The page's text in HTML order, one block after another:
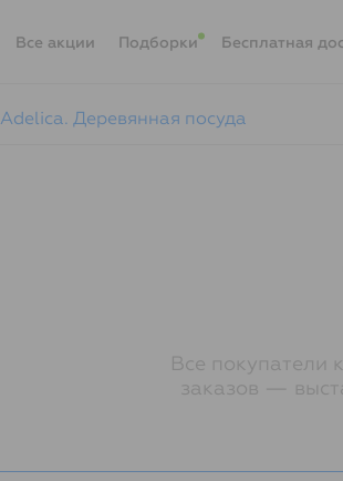
акции Подборки Бесплатная
Adelica. Деревянная посуда
Все покупатели
заказов —